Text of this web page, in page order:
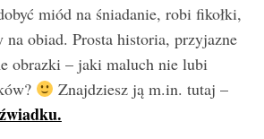
miód na śniadanie, robi fikołki,
na obiad. Prosta historia, przyjazne
obrazki – jaki maluch nie lubi
Znajdziesz ją m.in. tutaj –